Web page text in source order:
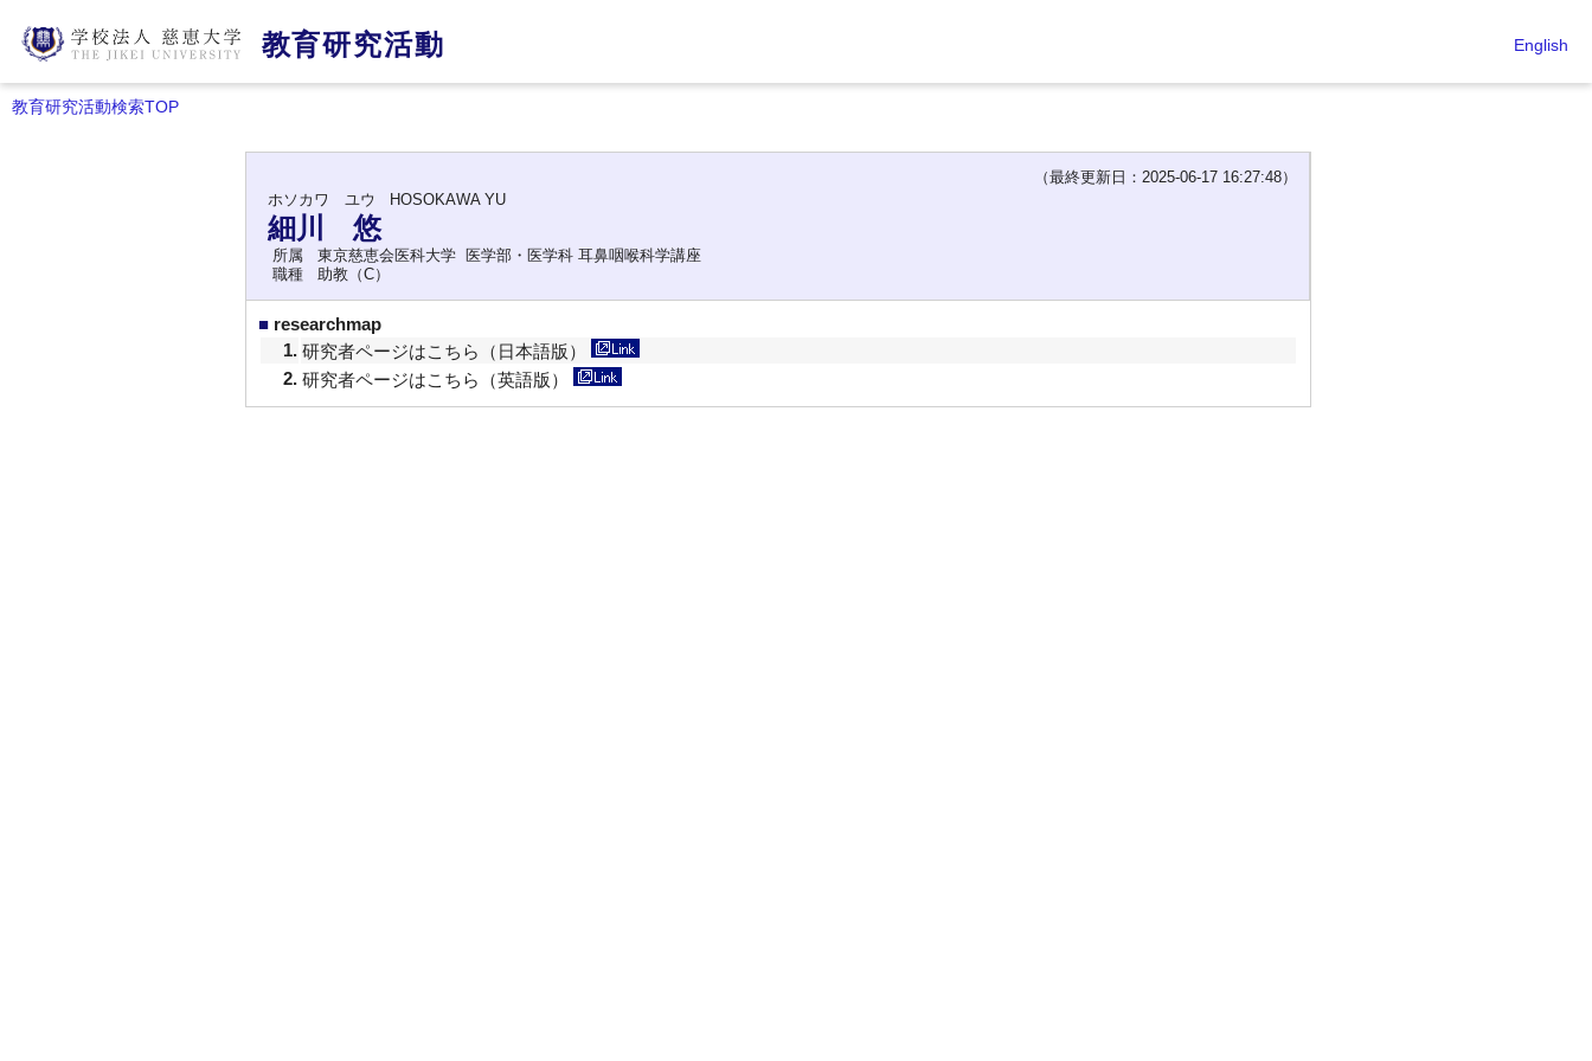
教育研究活動 English
教育研究活動検索TOP
（最終更新日：2025-06-17 16:27:48）
ホソカワ ユウ
HOSOKAWA YU
細川 悠
所属
東京慈恵会医科大学 医学部・医学科 耳鼻咽喉科学講座
職種
助教（C）
■ researchmap
1. 研究者ページはこちら（日本語版）
2. 研究者ページはこちら（英語版）